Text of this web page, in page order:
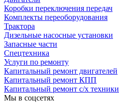
Коробки переключения передач
Комплекты переоборудования
Трактора
Дизельные насосные установки
Запасные части
Спецтехника
Услуги по ремонту
Капитальный ремонт двигателей
Капитальный ремонт КПП
Капитальный ремонт с/х техники
Мы в соцсетях